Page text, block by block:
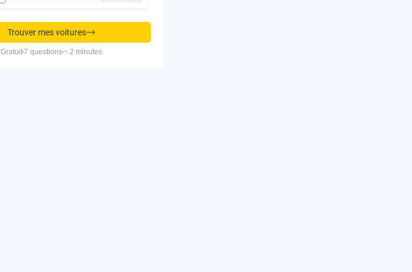
Trouver mes voitures
Gratuit7 questions~ 2 minutes